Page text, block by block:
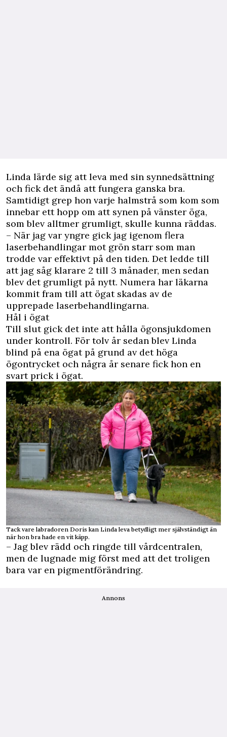
Linda lärde sig att leva med sin synnedsättning
och fick det ändå att fungera ganska bra.
Samtidigt grep hon varje halmstrå som kom som
innebar ett hopp om att synen på vänster öga,
som blev alltmer grumligt, skulle kunna räddas.
– När jag var yngre gick jag igenom flera
laserbehandlingar mot grön starr som man
trodde var effektivt på den tiden. Det ledde till
att jag såg klarare 2 till 3 månader, men sedan
blev det grumligt på nytt. Numera har läkarna
kommit fram till att ögat skadas av de
upprepade laserbehandlingarna.
Hål i ögat
Till slut gick det inte att hålla ögonsjukdomen
under kontroll. För tolv år sedan blev Linda
blind på ena ögat på grund av det höga
ögontrycket och några år senare fick hon en
svart prick i ögat.
Tack vare labradoren Doris kan Linda leva betydligt mer självständigt än
när hon bra hade en vit käpp.
– Jag blev rädd och ringde till vårdcentralen,
men de lugnade mig först med att det troligen
bara var en pigmentförändring.
Annons